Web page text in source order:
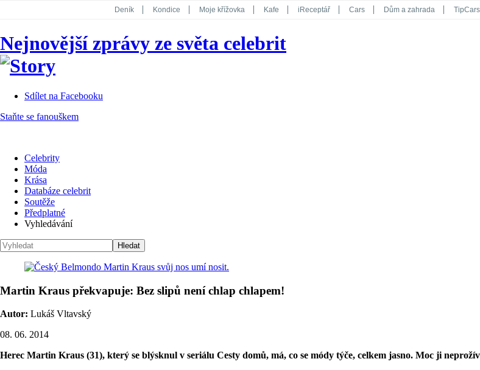
Deník Kondice Moje křížovka Kafe iReceptář Cars Dům a zahrada TipCars
Koktejl
Nejnovější zprávy ze světa celebrit
Sdílet na Facebooku
Staňte se fanouškem
Celebrity
Móda
Krása
Databáze celebrit
Soutěže
Předplatné
Vyhledávání
Martin Kraus překvapuje: Bez slipů není chlap chlapem!
Autor: Lukáš Vltavský
08. 06. 2014
Herec Martin Kraus (31), který se blýsknul v seriálu Cesty domů, má, co se módy týče, celkem jasno. Moc ji